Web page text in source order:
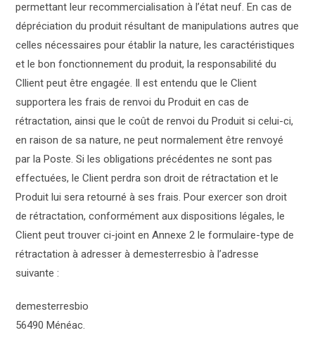
permettant leur recommercialisation à l’état neuf. En cas de
dépréciation du produit résultant de manipulations autres que
celles nécessaires pour établir la nature, les caractéristiques
et le bon fonctionnement du produit, la responsabilité du
Cllient peut être engagée. Il est entendu que le Client
supportera les frais de renvoi du Produit en cas de
rétractation, ainsi que le coût de renvoi du Produit si celui-ci,
en raison de sa nature, ne peut normalement être renvoyé
par la Poste. Si les obligations précédentes ne sont pas
effectuées, le Client perdra son droit de rétractation et le
Produit lui sera retourné à ses frais. Pour exercer son droit
de rétractation, conformément aux dispositions légales, le
Client peut trouver ci-joint en Annexe 2 le formulaire-type de
rétractation à adresser à demesterresbio à l’adresse
suivante :
demesterresbio
56490 Ménéac.